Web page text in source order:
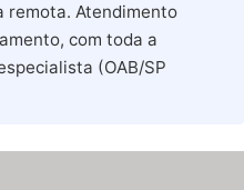
remota. Atendimento
com toda a
(OAB/SP